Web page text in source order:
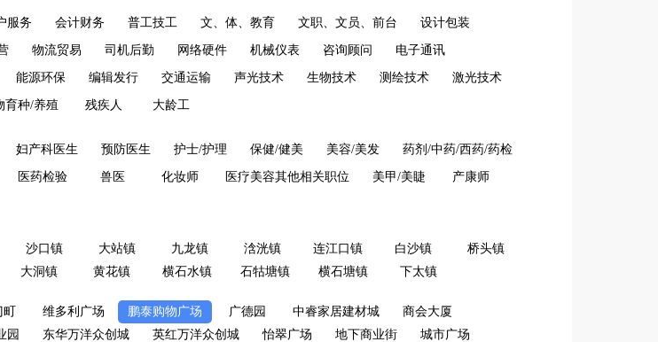
服务 会计财务 普工技工 文、体、教育 文职、文员、前台 设计包装
物流贸易 司机后勤 网络硬件 机械仪表 咨询顾问 电子通讯
能源环保 编辑发行 交通运输 声光技术 生物技术 测绘技术 激光技术
育种/养殖 残疾人 大龄工
妇产科医生 预防医生 护士/护理 保健/健美 美容/美发 药剂/中药/西药/药检
医药检验 兽医 化妆师 医疗美容其他相关职位 美甲/美睫 产康师
沙口镇 大站镇 九龙镇 浛洸镇 连江口镇 白沙镇
桥头镇
大洞镇 黄花镇 横石水镇 石牯塘镇 横石塘镇 下太镇
维多利广场 鹏泰购物广场 广德园 中睿家居建材城
商会大厦
园 东华万洋众创城 英红万洋众创城 怡翠广场 地下商业街
城市广场